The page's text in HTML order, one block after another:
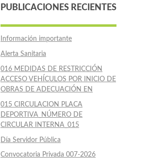
PUBLICACIONES RECIENTES
Información importante
Alerta Sanitaria
016 MEDIDAS DE RESTRICCIÓN
ACCESO VEHÍCULOS POR INICIO DE
OBRAS DE ADECUACIÓN EN
015 CIRCULACION PLACA
DEPORTIVA_NÚMERO DE
CIRCULAR INTERNA_015
Día Servidor Pública
Convocatoria Privada 007-2026